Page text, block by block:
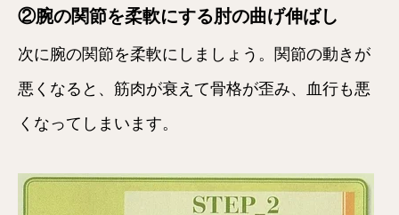
②腕の関節を柔軟にする肘の曲げ伸ばし
次に腕の関節を柔軟にしましょう。関節の動きが
悪くなると、筋肉が衰えて骨格が歪み、血行も悪
くなってしまいます。